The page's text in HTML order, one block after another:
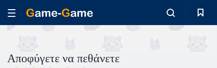
Αποφύγετε να πεθάνετε